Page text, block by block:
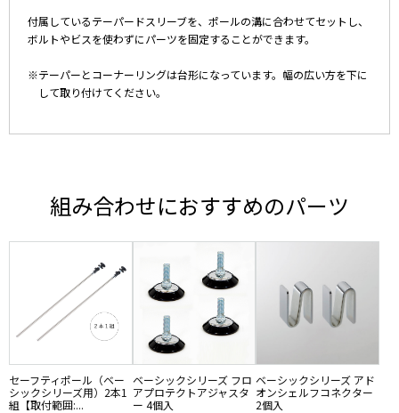
付属しているテーパードスリーブを、ポールの溝に合わせてセットし、
ボルトやビスを使わずにパーツを固定することができます。
※テーパーとコーナーリングは台形になっています。幅の広い方を下に
して取り付けてください。
組み合わせにおすすめのパーツ
セーフティポール（ベー
シックシリーズ用）2本1
組【取付範囲:...
ベーシックシリーズ フロ
アプロテクトアジャスタ
ー 4個入
ベーシックシリーズ アド
オンシェルフコネクター
2個入